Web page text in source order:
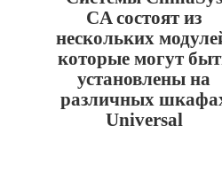
CA состоят из
нескольких
которые могут
установлены на
различных
Universal